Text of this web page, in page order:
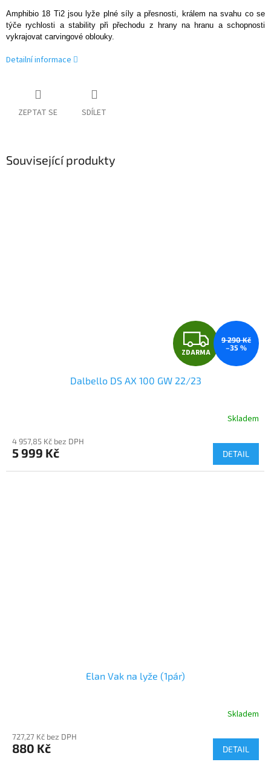
Amphibio 18 Ti2 jsou lyže plné síly a přesnosti, králem na svahu co se
týče rychlosti a stability při přechodu z hrany na hranu a schopnosti
vykrajovat carvingové oblouky.
Detailní informace
ZEPTAT SE SDÍLET
Související produkty
Z
D
M
A
ZDARMA
9 290 Kč
–35 %
Dalbello DS AX 100 GW 22/23
Skladem
4 957,85 Kč bez DPH
5 999 Kč DETAIL
Elan Vak na lyže (1pár)
Skladem
727,27 Kč bez DPH
880 Kč DETAIL